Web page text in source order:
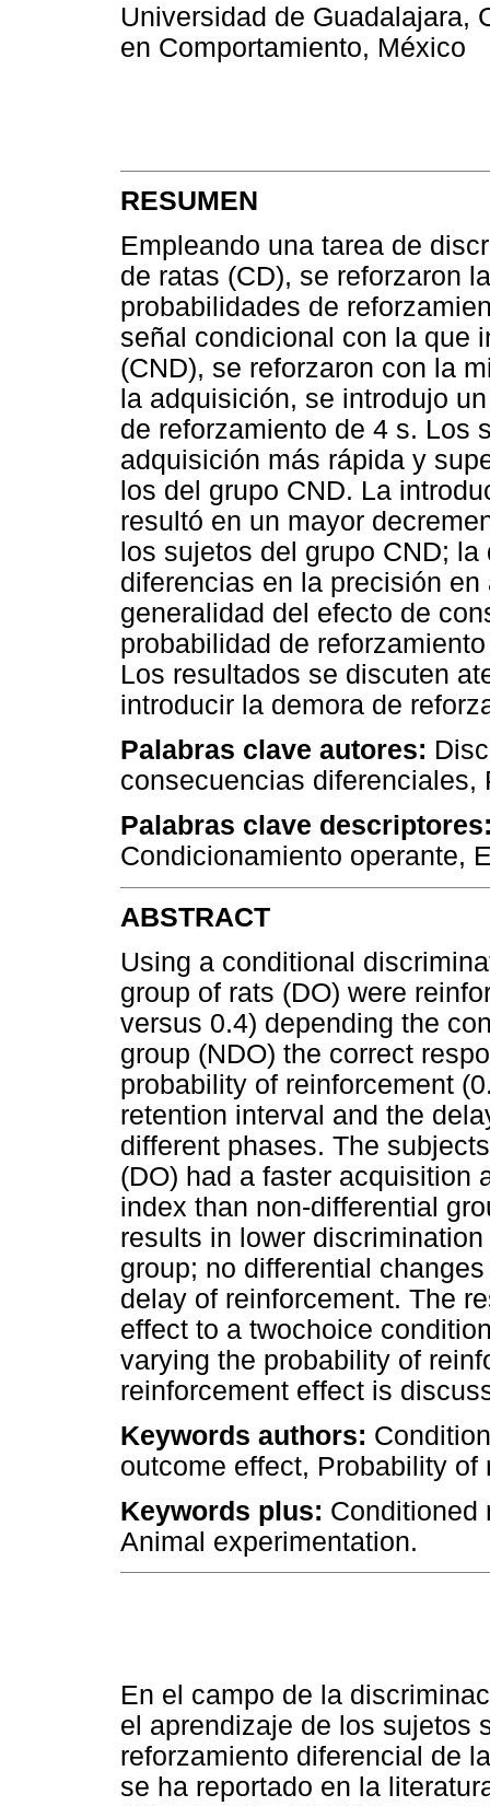
Universidad de Guadalajara,
en Comportamiento, México
RESUMEN
Empleando una tarea de
de ratas (CD), se reforzaron
probabilidades de
señal condicional con la que
(CND), se reforzaron con la
la adquisición, se introdujo
de reforzamiento de 4 s. Los
adquisición más rápida y
los del grupo CND. La
resultó en un mayor
los sujetos del grupo CND;
diferencias en la precisión
generalidad del efecto de
probabilidad de
Los resultados se discuten
introducir la demora de
Palabras clave autores:
consecuencias diferenciales,
Palabras clave
Condicionamiento operante,
ABSTRACT
Using a conditional
group of rats (DO) were
versus 0.4) depending the
group (NDO) the correct
probability of reinforcement
retention interval and the
different phases. The
(DO) had a faster acquisition
index than non-differential
results in lower
group; no differential
delay of reinforcement. The
effect to a twochoice
varying the probability of
reinforcement effect is
Keywords authors:
outcome effect, Probability of
Keywords plus: Conditioned
Animal experimentation.
En el campo de la
el aprendizaje de los sujetos
reforzamiento diferencial de
se ha reportado en la